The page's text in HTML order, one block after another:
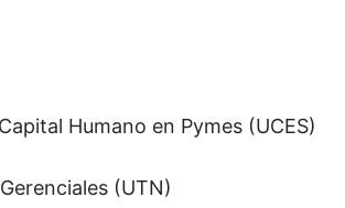
Humano en Pymes (UCES)
(UTN)